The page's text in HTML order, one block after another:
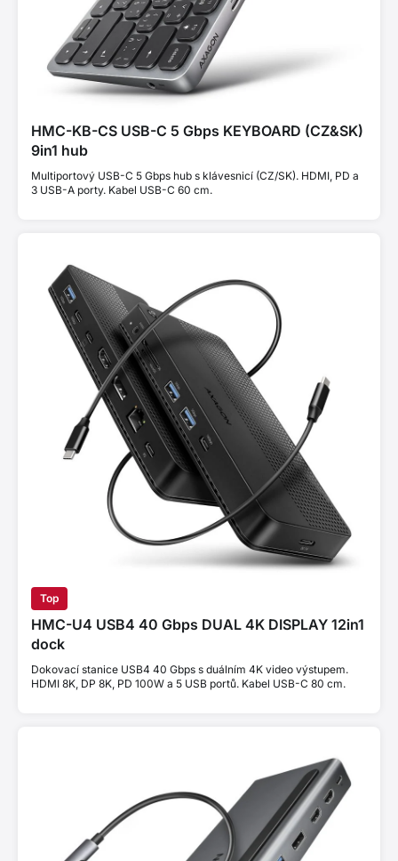
HMC-KB-CS USB-C 5 Gbps KEYBOARD (CZ&SK)
9in1 hub
Multiportový USB-C 5 Gbps hub s klávesnicí (CZ/SK). HDMI, PD a
3 USB-A porty. Kabel USB-C 60 cm.
Top
HMC-U4 USB4 40 Gbps DUAL 4K DISPLAY 12in1
dock
Dokovací stanice USB4 40 Gbps s duálním 4K video výstupem.
HDMI 8K, DP 8K, PD 100W a 5 USB portů. Kabel USB-C 80 cm.